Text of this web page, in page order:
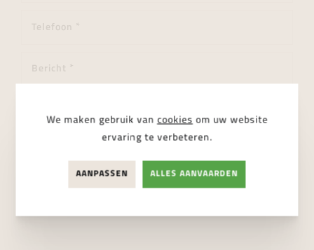
Ik ga akkoord met deprivacy regelgeving
We maken gebruik van cookies om uw website
ervaring te verbeteren.
AANPASSEN ALLES AANVAARDEN